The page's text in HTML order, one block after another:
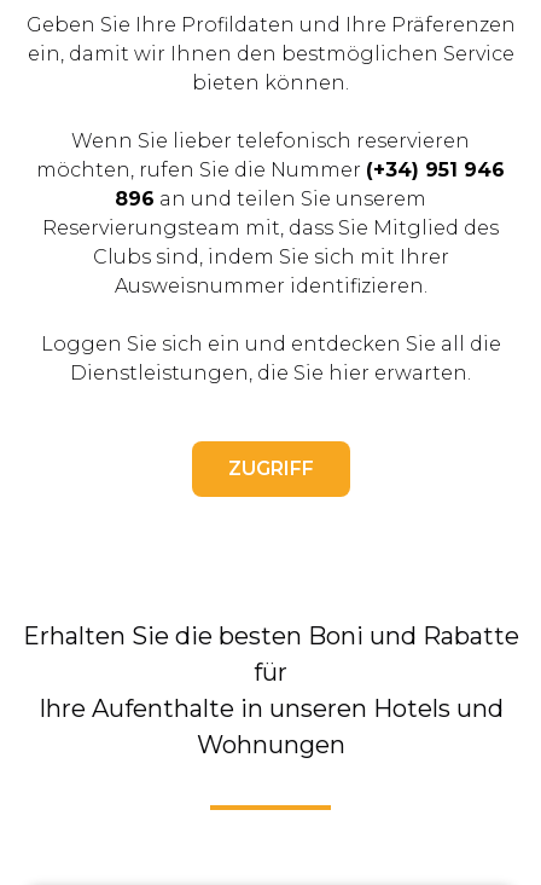
Geben Sie Ihre Profildaten und Ihre Präferenzen
ein, damit wir Ihnen den bestmöglichen Service
bieten können.
Wenn Sie lieber telefonisch reservieren
möchten, rufen Sie die Nummer (+34) 951 946
896 an und teilen Sie unserem
Reservierungsteam mit, dass Sie Mitglied des
Clubs sind, indem Sie sich mit Ihrer
Ausweisnummer identifizieren.
Loggen Sie sich ein und entdecken Sie all die
Dienstleistungen, die Sie hier erwarten.
ZUGRIFF
Erhalten Sie die besten Boni und Rabatte
für
Ihre Aufenthalte in unseren Hotels und
Wohnungen